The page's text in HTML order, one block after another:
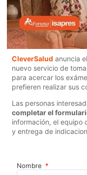
CleverSalud anuncia
nuevo servicio de
para acercar los
prefieren realizar sus
Las personas
completar el
información, el equipo
y entrega de
Nombre